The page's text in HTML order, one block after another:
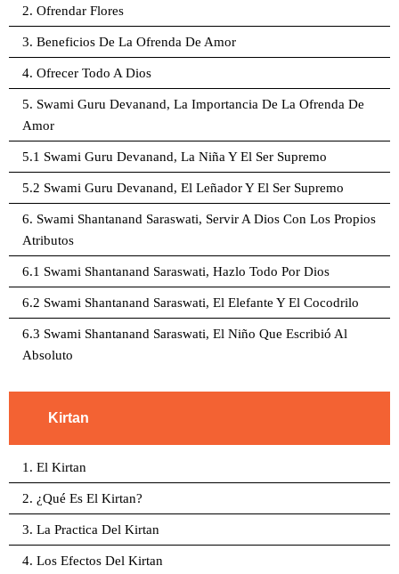
2. Ofrendar Flores
3. Beneficios De La Ofrenda De Amor
4. Ofrecer Todo A Dios
5. Swami Guru Devanand, La Importancia De La Ofrenda De
Amor
5.1 Swami Guru Devanand, La Niña Y El Ser Supremo
5.2 Swami Guru Devanand, El Leñador Y El Ser Supremo
6. Swami Shantanand Saraswati, Servir A Dios Con Los Propios
Atributos
6.1 Swami Shantanand Saraswati, Hazlo Todo Por Dios
6.2 Swami Shantanand Saraswati, El Elefante Y El Cocodrilo
6.3 Swami Shantanand Saraswati, El Niño Que Escribió Al
Absoluto
Kirtan
1. El Kirtan
2. ¿Qué Es El Kirtan?
3. La Practica Del Kirtan
4. Los Efectos Del Kirtan